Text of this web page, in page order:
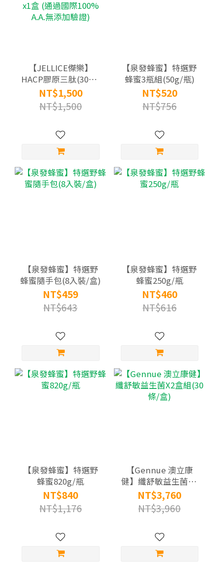
【JELLICE傑樂】
HACP膠原三肽(30條/
盒) 定序三胜肽 膠原
蛋白粉x1盒 (通過國際
100% A.A.無添加驗證)
NT$1,500
NT$1,500
【泉發蜂蜜】特選野
蜂蜜3瓶組(50g/瓶)
NT$520
NT$756
【泉發蜂蜜】特選野
蜂蜜隨手包(8入裝/盒)
NT$459
NT$643
【泉發蜂蜜】特選野
蜂蜜250g/瓶
NT$460
NT$616
【泉發蜂蜜】特選野
蜂蜜820g/瓶
NT$840
NT$1,176
【Gennue 澳立康
健】纖舒敏益生菌X2
盒組(30條/盒)
NT$3,760
NT$3,960